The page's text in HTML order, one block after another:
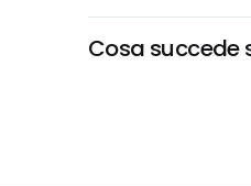
Cosa succede